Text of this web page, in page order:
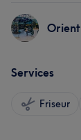
Orient
Services
Friseur